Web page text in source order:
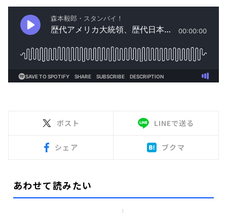
ポスト LINEで送る
シェア ブクマ
あわせて読みたい